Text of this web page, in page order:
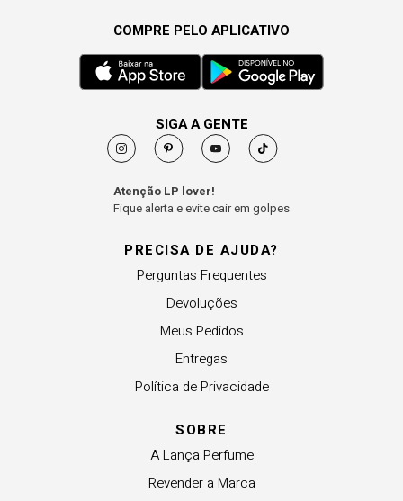
PRECISA DE AJUDA?
Perguntas Frequentes
Devoluções
Meus Pedidos
Entregas
Política de Privacidade
SOBRE
A Lança Perfume
Revender a Marca
COMPRE PELO APLICATIVO
SIGA A GENTE
Atenção LP lover!
Fique alerta e evite cair em golpes